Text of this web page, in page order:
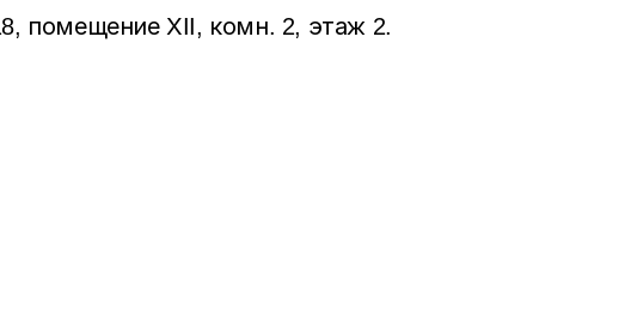
помещение ХII, комн. 2, этаж 2.